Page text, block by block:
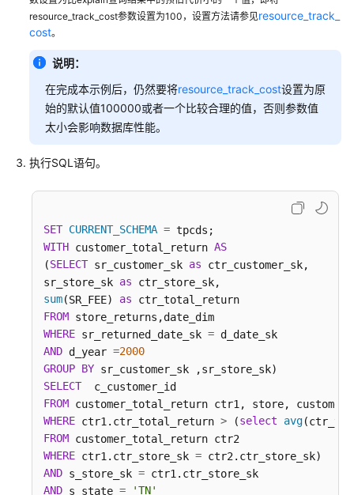
开
发
计
议
创
建
和
数
据
库
对
象
Oracle、
Teradata
和
MySQL
语
法
兼
容
性
resource_track_cost参数设置为100，设置方法请参见resource_track_
cost。
说明：
在完成本示例后，仍然要将resource_track_cost设置为原
始的默认值100000或者一个比较合理的值，否则参数值
太小会影响数据库性能。
执行SQL语句。
SET CURRENT_SCHEMA =
WITH customer_total_return AS
(SELECT sr_customer_sk as ctr_customer_sk,
sr_store_sk as
sum(SR_FEE) as
FROM
WHERE sr_returned_date_sk =
AND d_year =2000
GROUP BY
SELECT
FROM
WHERE ctr1.ctr_total_return > (select avg
FROM
WHERE ctr1.ctr_store_sk =
AND s_store_sk =
AND s_state =
'TN'